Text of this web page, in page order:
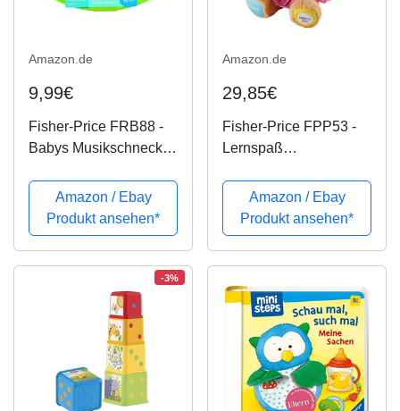
Amazon.de
9,99€
Fisher-Price FRB88 -
Babys Musikschnecke
Lernspielzeug für
Farben Zahlen und
Formen, Baby
Spielzeug ab 6
deutschsprachig
Amazon / Ebay
Produkt ansehen*
Amazon.de
29,85€
Fisher-Price FPP53 -
Lernspaß
Spielzeug und
Plüschtier,
Lernspielzeug mit
Liedern und Sätzen,
Spielstufen, Spielzeug
ab 6...
Amazon / Ebay
Produkt ansehen*
-3%